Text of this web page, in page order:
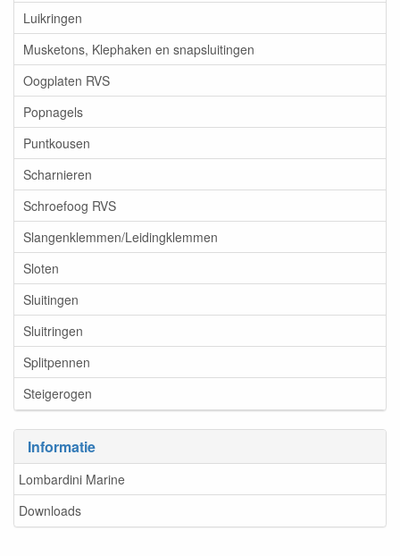
Luikringen
Musketons, Klephaken en snapsluitingen
Oogplaten RVS
Popnagels
Puntkousen
Scharnieren
Schroefoog RVS
Slangenklemmen/Leidingklemmen
Sloten
Sluitingen
Sluitringen
Splitpennen
Steigerogen
Informatie
Lombardini Marine
Downloads